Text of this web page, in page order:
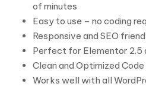
of minutes
Easy to use – no coding
Responsive and SEO
Perfect for Elementor 2.5
Clean and Optimized Code
Works well with all